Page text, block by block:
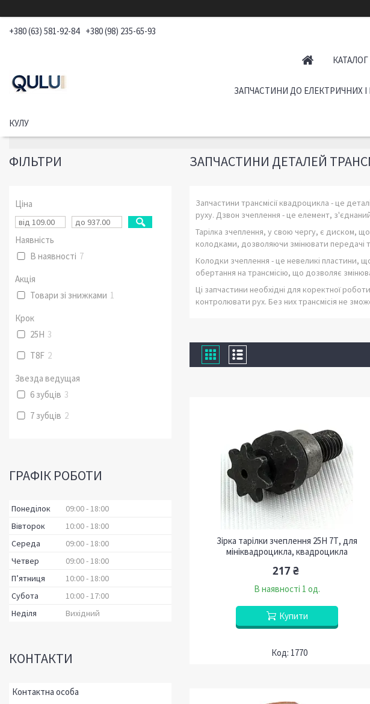
+380 (63) 581-92-84 +380 (98) 235-65-93
КУЛУ
ЗАПЧАСТИНИ ДО ЕЛЕКТРИЧНИХ І
ЗАПЧАСТИНИ ДЕТАЛЕЙ
Запчастини трансмісії квадроцикла - це
руху. Дзвон зчеплення - це елемент,
Тарілка зчеплення, у свою чергу, є диском,
колодками, дозволяючи змінювати передачі
Колодки зчеплення - це невеликі пластини,
обертання на трансмісію, що дозволяє
Ці запчастини необхідні для коректної
контролювати рух. Без них трансмісія не
Зірка тарілки зчеплення 25H 7Т, для
мініквадроцикла, квадроцикла
217 ₴
В наявності 1 од.
Купити
1770
ФІЛЬТРИ
Ціна
Наявність
В наявності 7
Акція
Товари зі знижками 1
Крок
25H 3
T8F 2
Звезда ведущая
6 зубців 3
7 зубців 2
ГРАФІК РОБОТИ
Понеділок 09:00 18:00
Вівторок
10:00 18:00
Середа
09:00 18:00
Четвер
09:00 18:00
Пʼятниця
10:00 18:00
Субота
10:00 17:00
Неділя
Вихідний
КОНТАКТИ